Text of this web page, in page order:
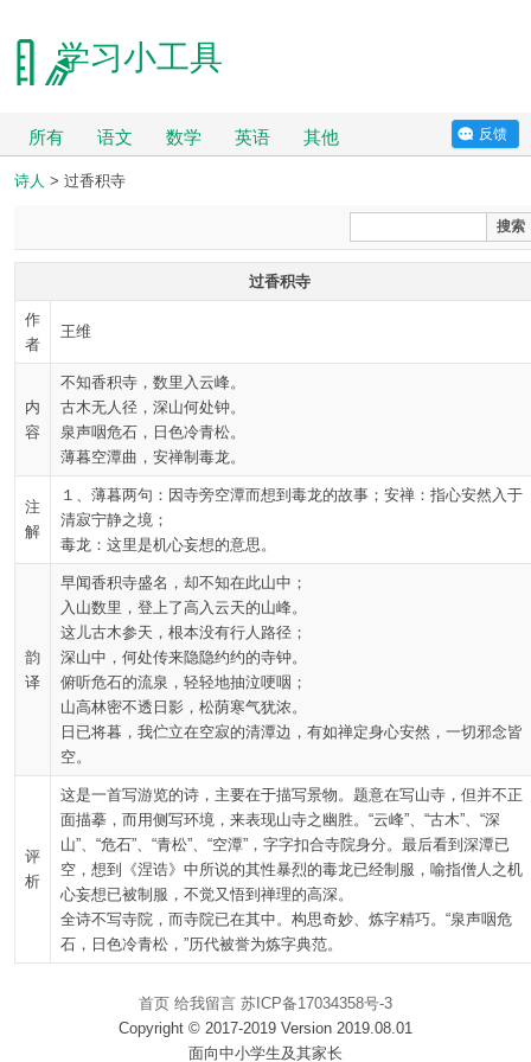
学习小工具
所有 语文 数学 英语 其他 反馈
诗人 > 过香积寺
搜索
过香积寺
作
者
王维
内
容
不知香积寺，数里入云峰。
古木无人径，深山何处钟。
泉声咽危石，日色冷青松。
薄暮空潭曲，安禅制毒龙。
注
解
１、薄暮两句：因寺旁空潭而想到毒龙的故事；安禅：指心安然入于
清寂宁静之境；
毒龙：这里是机心妄想的意思。
韵
译
早闻香积寺盛名，却不知在此山中；
入山数里，登上了高入云天的山峰。
这儿古木参天，根本没有行人路径；
深山中，何处传来隐隐约约的寺钟。
俯听危石的流泉，轻轻地抽泣哽咽；
山高林密不透日影，松荫寒气犹浓。
日已将暮，我伫立在空寂的清潭边，有如禅定身心安然，一切邪念皆
空。
评
析
这是一首写游览的诗，主要在于描写景物。题意在写山寺，但并不正
面描摹，而用侧写环境，来表现山寺之幽胜。“云峰”、“古木”、“深
山”、“危石”、“青松”、“空潭”，字字扣合寺院身分。最后看到深潭已
空，想到《涅诰》中所说的其性暴烈的毒龙已经制服，喻指僧人之机
心妄想已被制服，不觉又悟到禅理的高深。
全诗不写寺院，而寺院已在其中。构思奇妙、炼字精巧。“泉声咽危
石，日色冷青松，”历代被誉为炼字典范。
首页 给我留言 苏ICP备17034358号-3
Copyright © 2017-2019 Version 2019.08.01
面向中小学生及其家长